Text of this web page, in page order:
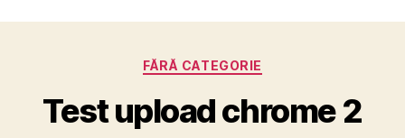
Categories
FĂRĂ CATEGORIE
Test upload chrome 2